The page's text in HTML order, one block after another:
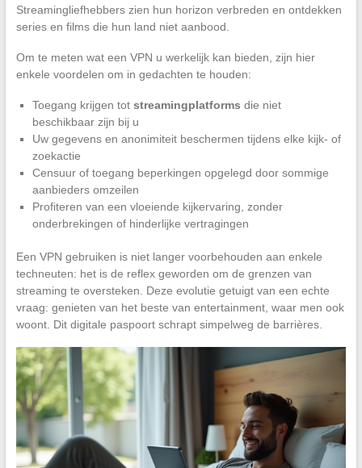
Streamingliefhebbers zien hun horizon verbreden en ontdekken
series en films die hun land niet aanbood.
Om te meten wat een VPN u werkelijk kan bieden, zijn hier
enkele voordelen om in gedachten te houden:
Toegang krijgen tot streamingplatforms die niet
beschikbaar zijn bij u
Uw gegevens en anonimiteit beschermen tijdens elke kijk- of
zoekactie
Censuur of toegang beperkingen opgelegd door sommige
aanbieders omzeilen
Profiteren van een vloeiende kijkervaring, zonder
onderbrekingen of hinderlijke vertragingen
Een VPN gebruiken is niet langer voorbehouden aan enkele
techneuten: het is de reflex geworden om de grenzen van
streaming te oversteken. Deze evolutie getuigt van een echte
vraag: genieten van het beste van entertainment, waar men ook
woont. Dit digitale paspoort schrapt simpelweg de barrières.